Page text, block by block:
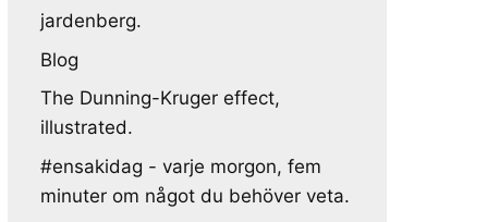
jardenberg.
Blog
The Dunning-Kruger effect,
illustrated.
#ensakidag - varje morgon, fem
minuter om något du behöver veta.